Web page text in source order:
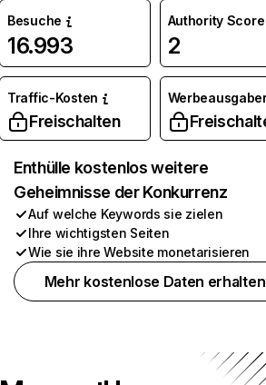
Besuche
16.993
Authority Score
2
Traffic-Kosten
Freischalten
Enthülle kostenlos weitere
Geheimnisse der Konkurrenz
Auf welche Keywords sie zielen
Ihre wichtigsten Seiten
Wie sie ihre Website monetarisieren
Mehr kostenlose Daten erhalten